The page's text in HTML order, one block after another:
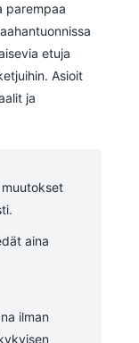
parempaa
etuja
Asioit
ja
aina
ilman